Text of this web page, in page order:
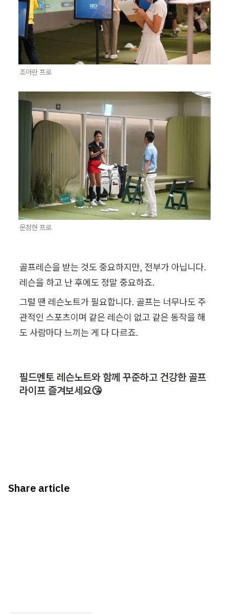
조아란 프로
문정현 프로
골프레슨을 받는 것도 중요하지만, 전부가 아닙니다.
레슨을 하고 난 후에도 정말 중요하죠.
그럴 땐 레슨노트가 필요합니다. 골프는 너무나도 주
관적인 스포츠이며 같은 레슨이 없고 같은 동작을 해
도 사람마다 느끼는 게 다 다르죠.
필드멘토 레슨노트와 함께 꾸준하고 건강한 골프
라이프 즐겨보세요😘
Share article